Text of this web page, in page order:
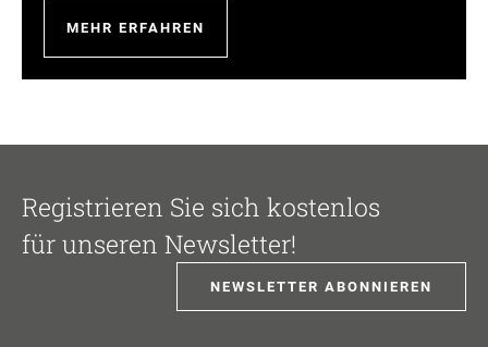
MEHR ERFAHREN
Registrieren Sie sich kostenlos
für unseren Newsletter!
NEWSLETTER ABONNIEREN